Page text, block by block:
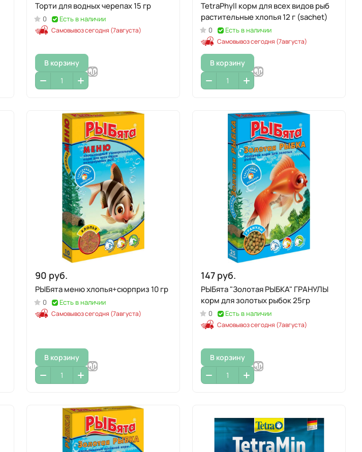
Торти для водных черепах 15 гр
0 Есть в наличии
Самовывоз сегодня (7августа)
В корзину
TetraPhyll корм для всех видов рыб
растительные хлопья 12 г (sachet)
0 Есть в наличии
Самовывоз сегодня (7августа)
В корзину
90 руб.
РЫБята меню хлопья+сюрприз 10 гр
0 Есть в наличии
Самовывоз сегодня (7августа)
В корзину
147 руб.
РЫБята "Золотая РЫБКА" ГРАНУЛЫ
корм для золотых рыбок 25гр
0 Есть в наличии
Самовывоз сегодня (7августа)
В корзину